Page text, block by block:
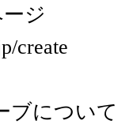
ージ
create
ブについて